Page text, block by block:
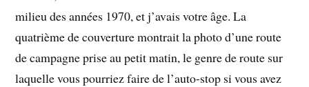
milieu des années 1970, et j’avais votre âge. La
quatrième de couverture montrait la photo d’une route
de campagne prise au petit matin, le genre de route sur
laquelle vous pourriez faire de l’auto-stop si vous avez